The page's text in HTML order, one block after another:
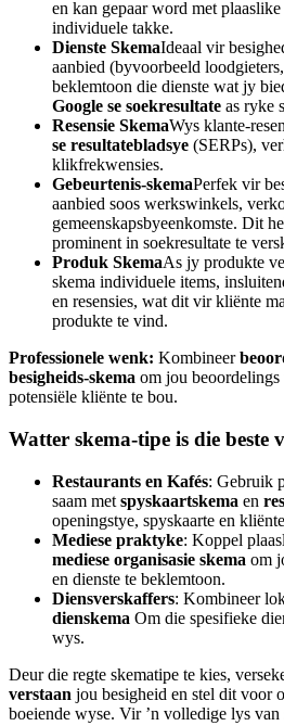
en kan gepaar word met
individuele takke.
Dienste SkemaIdeaal vir
aanbied (byvoorbeeld
beklemtoon die dienste wat jy
Google se soekresultate as ryke
Resensie SkemaWys klante-
se resultatebladsye (SERPs),
klikfrekwensies.
Gebeurtenis-skemaPerfek vir
aanbied soos werkswinkels,
gemeenskapsbyeenkomste. Dit
prominent in soekresultate te
Produk SkemaAs jy produkte
skema individuele items,
en resensies, wat dit vir kliënte
produkte te vind.
Professionele wenk: Kombineer
besigheids-skema om jou
potensiële kliënte te bou.
Watter skema-tipe is die beste
Restaurants en Kafés: Gebruik
saam met spyskaartskema en
openingstye, spyskaarte en
Mediese praktyke: Koppel
mediese organisasie skema om
en dienste te beklemtoon.
Diensverskaffers: Kombineer
dienskema Om die spesifieke
wys.
Deur die regte skematipe te kies,
verstaan jou besigheid en stel dit voor
boeiende wyse. Vir ’n volledige lys van